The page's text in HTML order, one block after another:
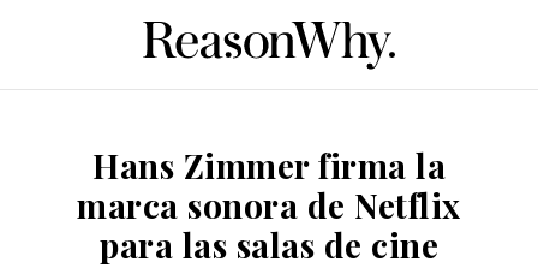
Hans Zimmer firma la
marca sonora de Netflix
para las salas de cine